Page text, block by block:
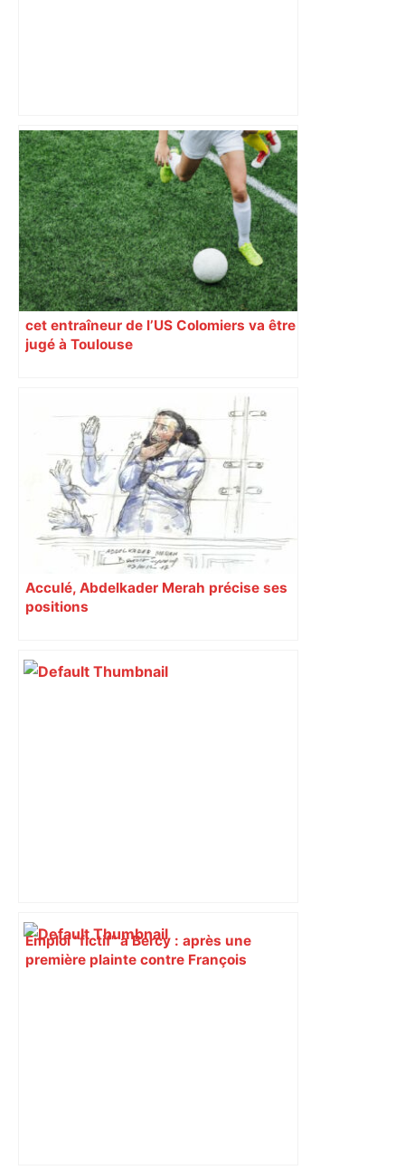
Cette étude de l’INRAE Toulouse
montre qu’il est possible de cultiver
sans pesticides avec de très bons
rendements – Radio France
cet entraîneur de l’US Colomiers va être
jugé à Toulouse
Acculé, Abdelkader Merah précise ses
positions
Emploi "fictif" à Bercy : après une
première plainte contre François